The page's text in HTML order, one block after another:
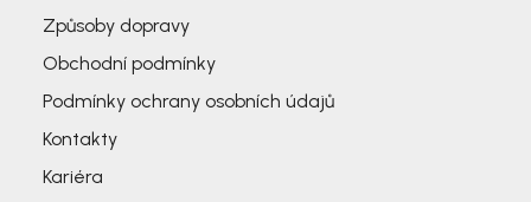
Způsoby dopravy
Obchodní podmínky
Podmínky ochrany osobních údajů
Kontakty
Kariéra